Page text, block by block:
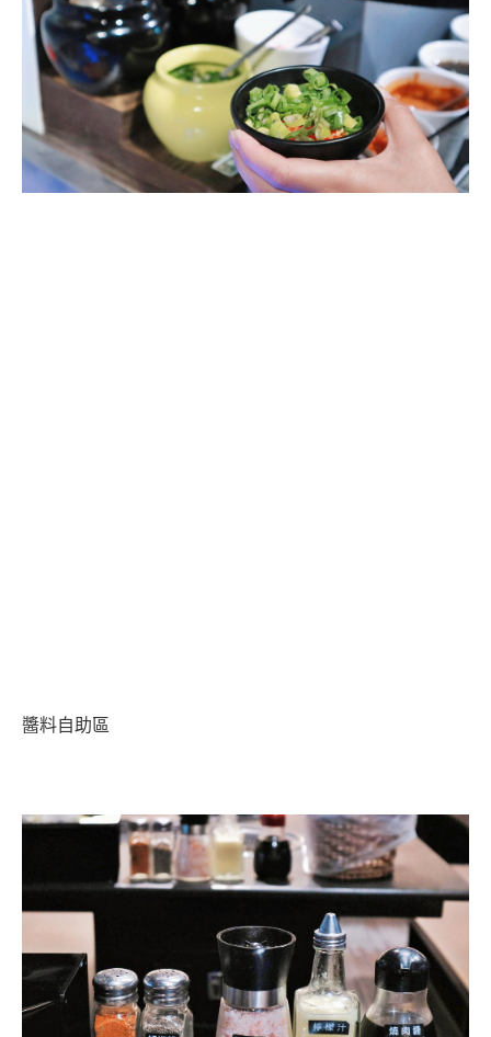
醬料自助區